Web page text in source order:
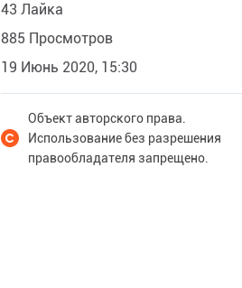
43 Лайка
885 Просмотров
19 Июнь 2020, 15:30
Объект авторского права.
Использование без разрешения
правообладателя запрещено.